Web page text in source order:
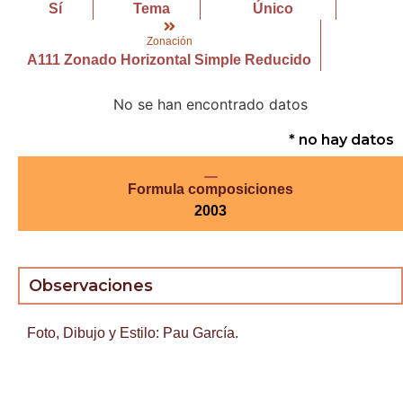
Sí Tema Único
Zonación
A111 Zonado Horizontal Simple Reducido
No se han encontrado datos
* no hay datos
Formula composiciones
2003
Observaciones
Foto, Dibujo y Estilo: Pau García.